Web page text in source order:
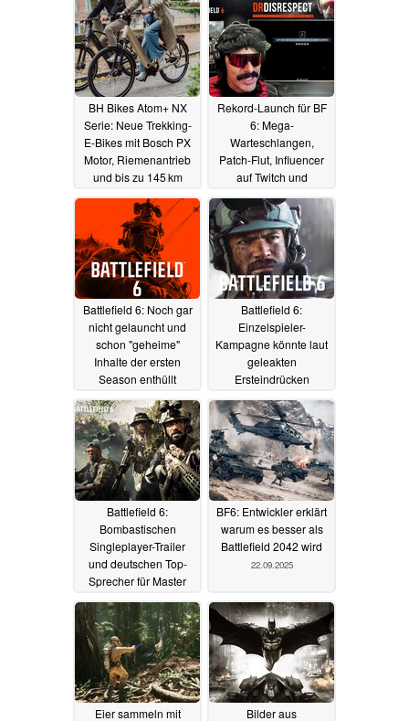
BH Bikes Atom+ NX
Serie: Neue Trekking-
E-Bikes mit Bosch PX
Motor, Riemenantrieb
und bis zu 145 km
Reichweite23.10.2025
Rekord-Launch für BF
6: Mega-
Warteschlangen,
Patch-Flut, Influencer
auf Twitch und
YouTube in Rage,
Spieler und Tester in
Bomben-Stimmung
12.10.2025
Battlefield 6: Noch gar
nicht gelauncht und
schon "geheime"
Inhalte der ersten
Season enthüllt
01.10.2025
Battlefield 6:
Einzelspieler-
Kampagne könnte laut
geleakten
Ersteindrücken
enttäuschen27.09.2025
Battlefield 6:
Bombastischen
Singleplayer-Trailer
und deutschen Top-
Sprecher für Master
Sergeant Hayden
Carter enthüllt25.09.2025
BF6: Entwickler erklärt
warum es besser als
Battlefield 2042 wird
22.09.2025
Eier sammeln mit
Bilder aus